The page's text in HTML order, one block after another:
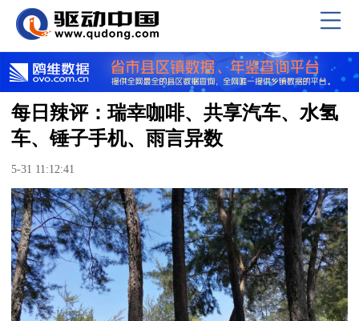
每日辣评：瑞幸咖啡、共享汽车、水氢
车、锤子手机、雨言异数
5-31 11:12:41